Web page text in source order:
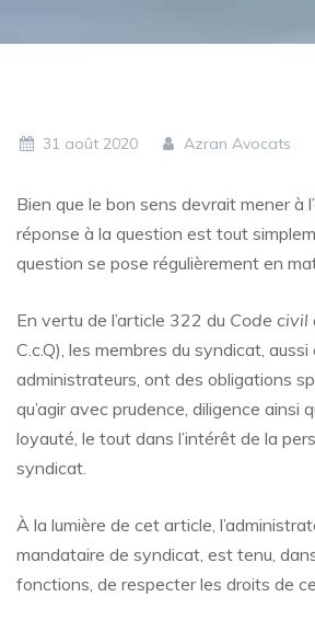
31 août 2020 Azran Avocats
Bien que le bon sens devrait mener à
réponse à la question est tout
question se pose régulièrement en
En vertu de l’article 322 du Code civil
C.c.Q), les membres du syndicat, aussi
administrateurs, ont des obligations
qu’agir avec prudence, diligence ainsi
loyauté, le tout dans l’intérêt de la
syndicat.
À la lumière de cet article,
mandataire de syndicat, est tenu,
fonctions, de respecter les droits de